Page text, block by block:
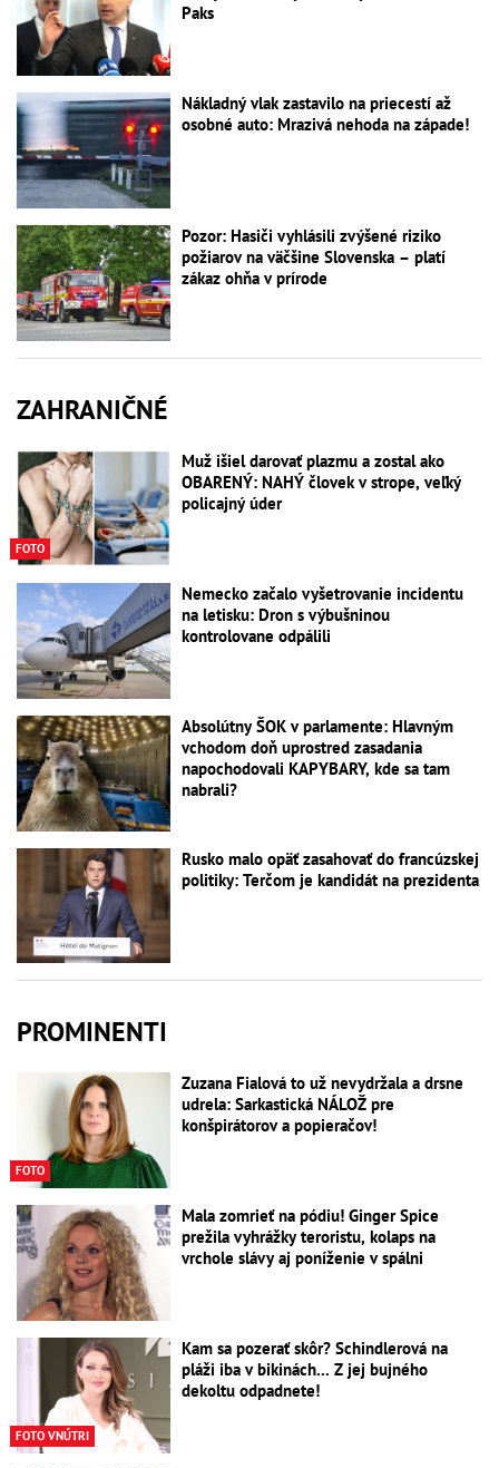
Paks
Nákladný vlak zastavilo na priecestí až
osobné auto: Mrazivá nehoda na západe!
Pozor: Hasiči vyhlásili zvýšené riziko
požiarov na väčšine Slovenska – platí
zákaz ohňa v prírode
ZAHRANIČNÉ
FOTO
Muž išiel darovať plazmu a zostal ako
OBARENÝ: NAHÝ človek v strope, veľký
policajný úder
Nemecko začalo vyšetrovanie incidentu
na letisku: Dron s výbušninou
kontrolovane odpálili
Absolútny ŠOK v parlamente: Hlavným
vchodom doň uprostred zasadania
napochodovali KAPYBARY, kde sa tam
nabrali?
Rusko malo opäť zasahovať do francúzskej
politiky: Terčom je kandidát na prezidenta
PROMINENTI
FOTO
Zuzana Fialová to už nevydržala a drsne
udrela: Sarkastická NÁLOŽ pre
konšpirátorov a popieračov!
Mala zomrieť na pódiu! Ginger Spice
prežila vyhrážky teroristu, kolaps na
vrchole slávy aj poníženie v spálni
FOTO VNÚTRI
Kam sa pozerať skôr? Schindlerová na
pláži iba v bikinách... Z jej bujného
dekoltu odpadnete!